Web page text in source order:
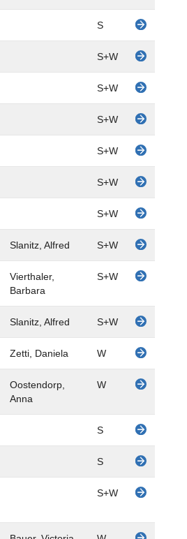
S
S+W
S+W
S+W
S+W
S+W
S+W
Slanitz, Alfred S+W
Vierthaler,
Barbara
S+W
Slanitz, Alfred S+W
Zetti, Daniela W
Oostendorp,
Anna
W
S
S
S+W